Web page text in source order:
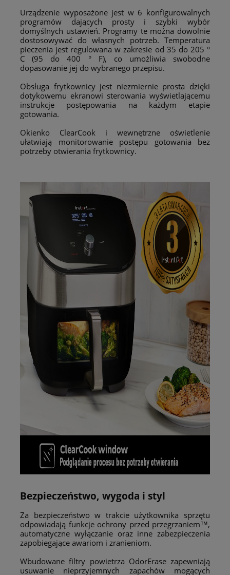
Urządzenie wyposażone jest w 6 konfigurowalnych
programów dających prosty i szybki wybór
domyślnych ustawień. Programy te można dowolnie
dostosowywać do własnych potrzeb. Temperatura
pieczenia jest regulowana w zakresie od 35 do 205 °
C (95 do 400 ° F), co umożliwia swobodne
dopasowanie jej do wybranego przepisu.
Obsługa frytkownicy jest niezmiernie prosta dzięki
dotykowemu ekranowi sterowania wyświetlającemu
instrukcje postępowania na każdym etapie
gotowania.
Okienko ClearCook i wewnętrzne oświetlenie
ułatwiają monitorowanie postępu gotowania bez
potrzeby otwierania frytkownicy.
Bezpieczeństwo, wygoda i styl
Za bezpieczeństwo w trakcie użytkownika sprzętu
odpowiadają funkcje ochrony przed przegrzaniem™,
automatyczne wyłączanie oraz inne zabezpieczenia
zapobiegające awariom i zranieniom.
Wbudowane filtry powietrza OdorErase zapewniają
usuwanie nieprzyjemnych zapachów mogących